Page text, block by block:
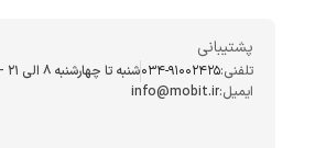
پشتیبانی
تلفنی:034-91002425شنبه تا چهارشنبه ۸ الی ۲۱ - پنجشنبه 8 الی ۲۰:۳۰
ایمیل:info@mobit.ir